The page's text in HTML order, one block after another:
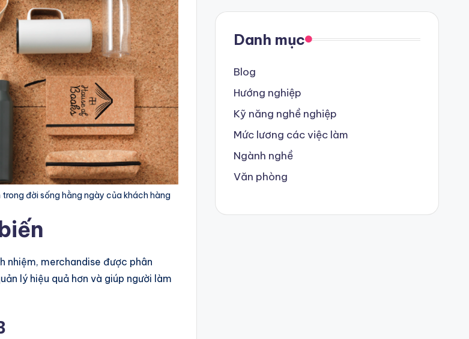
đời sống hằng ngày của khách hàng
nhiệm, merchandise được phân
lý hiệu quả hơn và giúp người làm
Danh mục
Blog
Hướng nghiệp
Kỹ năng nghề nghiệp
Mức lương các việc làm
Ngành nghề
Văn phòng